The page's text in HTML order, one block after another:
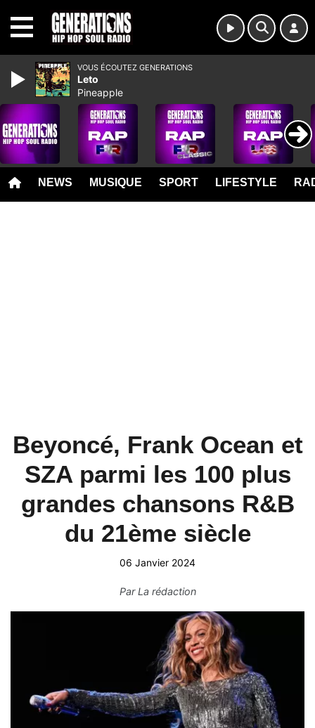
NEWS MUSIQUE SPORT LIFESTYLE
Beyoncé, Frank Ocean et
SZA parmi les 100 plus
grandes chansons R&B
du 21ème siècle
06 Janvier 2024
ParLa rédaction
VOUS ÉCOUTEZ GENERATIONS
Leto
Pineapple